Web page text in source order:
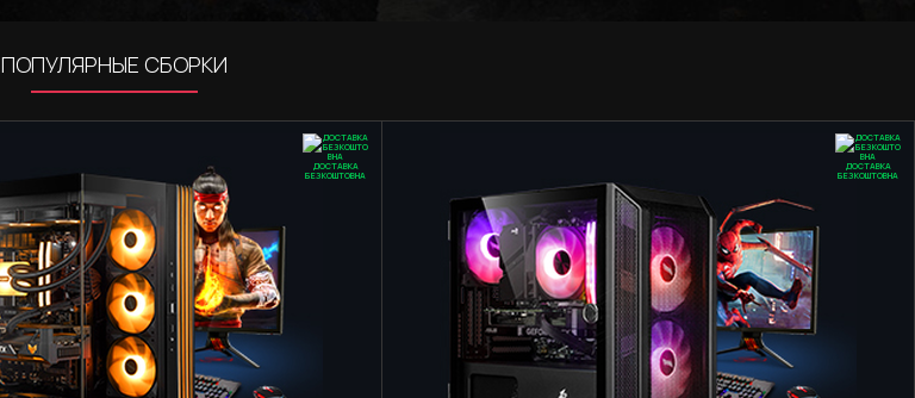
ПОПУЛЯРНЫЕ СБОРКИ
ДОСТАВКА
БЕЗКОШТОВНА
ДОСТАВКА
БЕЗКОШТОВНА